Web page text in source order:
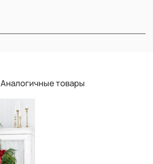
Аналогичные товары